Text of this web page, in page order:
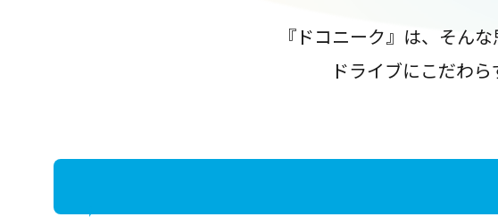
『ドコニーク』は、そん
ドライブにこだわ